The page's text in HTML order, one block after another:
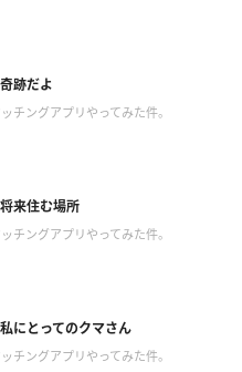
跡だよ
チングアプリやってみた件。
来住む場所
チングアプリやってみた件。
私にとってのクマさん
チングアプリやってみた件。